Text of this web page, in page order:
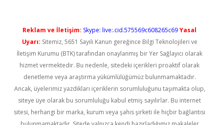
Reklam ve İletişim: Skype: live:.cid.575569c608265c69Yasal
Uyarı: Sitemiz, 5651 Sayılı Kanun gereğince Bilgi Teknolojileri ve
İletişim Kurumu (BTK) tarafından onaylanmış bir Yer Sağlayıcı olarak
hizmet vermektedir. Bu nedenle, sitedeki içerikleri proaktif olarak
denetleme veya araştırma yükümlülüğümüz bulunmamaktadır.
Ancak, üyelerimiz yazdıkları içeriklerin sorumluluğunu taşımakta olup,
siteye üye olarak bu sorumluluğu kabul etmiş sayılırlar. Bu internet
sitesi, herhangi bir marka, kurum veya şahıs şirketi ile hiçbir bağlantısı